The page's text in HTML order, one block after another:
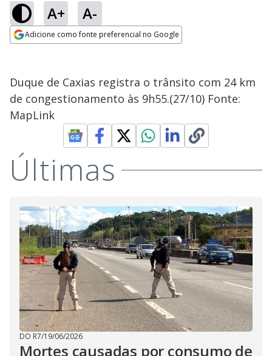
A+ A-
Adicione como fonte preferencial no Google
Duque de Caxias registra o trânsito com 24 km
de congestionamento às 9h55.(27/10) Fonte:
MapLink
Últimas
DO R7/19/06/2026
Mortes causadas por consumo de